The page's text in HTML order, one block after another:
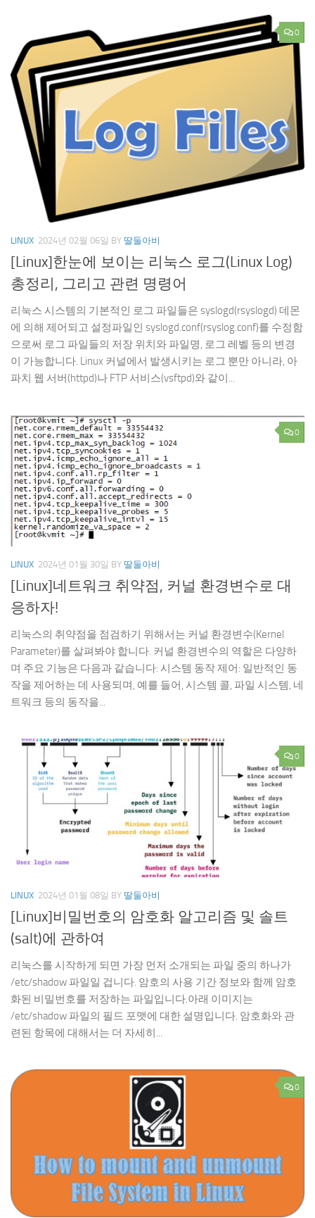
0
LINUX 2024년 02월 06일 BY 딸둘아비
[Linux]한눈에 보이는 리눅스 로그(Linux Log)
총정리, 그리고 관련 명령어
리눅스 시스템의 기본적인 로그 파일들은 syslogd(rsyslogd) 데몬
에 의해 제어되고 설정파일인 syslogd.conf(rsyslog.conf)를 수정함
으로써 로그 파일들의 저장 위치와 파일명, 로그 레벨 등의 변경
이 가능합니다. Linux 커널에서 발생시키는 로그 뿐만 아니라, 아
파치 웹 서버(httpd)나 FTP 서비스(vsftpd)와 같이...
0
LINUX 2024년 01월 30일 BY 딸둘아비
[Linux]네트워크 취약점, 커널 환경변수로 대
응하자!
리눅스의 취약점을 점검하기 위해서는 커널 환경변수(Kernel
Parameter)를 살펴봐야 합니다. 커널 환경변수의 역할은 다양하
며 주요 기능은 다음과 같습니다: 시스템 동작 제어: 일반적인 동
작을 제어하는 데 사용되며, 예를 들어, 시스템 콜, 파일 시스템, 네
트워크 등의 동작을...
0
LINUX 2024년 01월 08일 BY 딸둘아비
[Linux]비밀번호의 암호화 알고리즘 및 솔트
(salt)에 관하여
리눅스를 시작하게 되면 가장 먼저 소개되는 파일 중의 하나가
/etc/shadow 파일일 겁니다. 암호의 사용 기간 정보와 함께 암호
화된 비밀번호를 저장하는 파일입니다.아래 이미지는
/etc/shadow 파일의 필드 포맷에 대한 설명입니다. 암호화와 관
련된 항목에 대해서는 더 자세히...
0